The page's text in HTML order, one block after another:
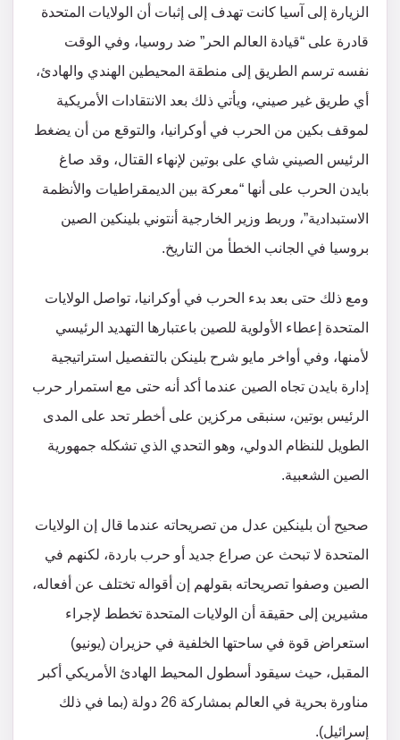
الزيارة إلى آسيا كانت تهدف إلى إثبات أن الولايات المتحدة
قادرة على “قيادة العالم الحر” ضد روسيا، وفي الوقت
نفسه ترسم الطريق إلى منطقة المحيطين الهندي والهادئ،
أي طريق غير صيني، ويأتي ذلك بعد الانتقادات الأمريكية
لموقف بكين من الحرب في أوكرانيا، والتوقع من أن يضغط
الرئيس الصيني شاي على بوتين لإنهاء القتال، وقد صاغ
بايدن الحرب على أنها “معركة بين الديمقراطيات والأنظمة
الاستبدادية”، وربط وزير الخارجية أنتوني بلينكين الصين
بروسيا في الجانب الخطأ من التاريخ.
ومع ذلك حتى بعد بدء الحرب في أوكرانيا، تواصل الولايات
المتحدة إعطاء الأولوية للصين باعتبارها التهديد الرئيسي
لأمنها، وفي أواخر مايو شرح بلينكن بالتفصيل استراتيجية
إدارة بايدن تجاه الصين عندما أكد أنه حتى مع استمرار حرب
الرئيس بوتين، سنبقى مركزين على أخطر تحد على المدى
الطويل للنظام الدولي، وهو التحدي الذي تشكله جمهورية
الصين الشعبية.
صحيح أن بلينكين عدل من تصريحاته عندما قال إن الولايات
المتحدة لا تبحث عن صراع جديد أو حرب باردة، لكنهم في
الصين وصفوا تصريحاته بقولهم إن أقواله تختلف عن أفعاله،
مشيرين إلى حقيقة أن الولايات المتحدة تخطط لإجراء
استعراض قوة في ساحتها الخلفية في حزيران (يونيو)
المقبل، حيث سيقود أسطول المحيط الهادئ الأمريكي أكبر
مناورة بحرية في العالم بمشاركة 26 دولة (بما في ذلك
إسرائيل).